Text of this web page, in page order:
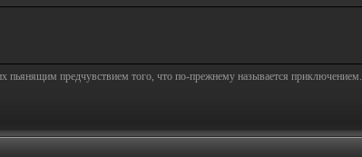
пьянящим предчувствием того, что по-прежнему называется приключением.